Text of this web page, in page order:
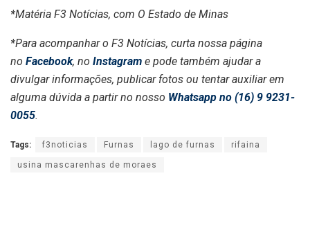
*Matéria F3 Notícias, com O Estado de Minas
*Para acompanhar o F3 Notícias, curta nossa página
no Facebook, no Instagram e pode também ajudar a
divulgar informações, publicar fotos ou tentar auxiliar em
alguma dúvida a partir no nosso Whatsapp no (16) 9 9231-
0055.
Tags: f3noticias Furnas lago de furnas rifaina
usina mascarenhas de moraes